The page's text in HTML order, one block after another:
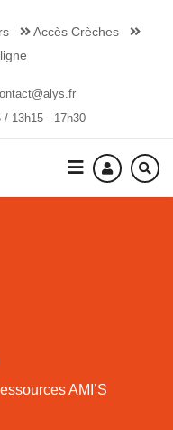
Accès Crèches
/ 13h15 - 17h30
AMI’S